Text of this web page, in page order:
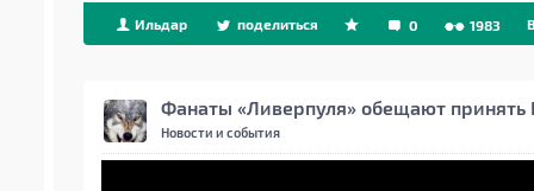
Ильдар поделиться 0 1983
Фанаты «Ливерпуля» обещают принять
Новости и события